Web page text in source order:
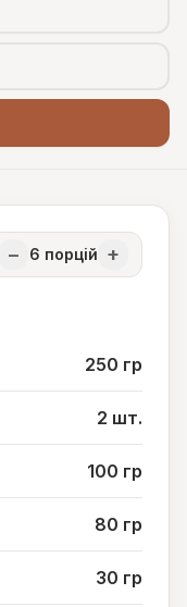
− 6 порцій +
250 гр
2 шт.
100 гр
80 гр
30 гр